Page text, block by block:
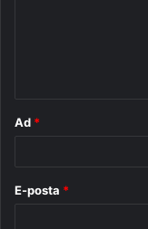
Ad *
E-posta *